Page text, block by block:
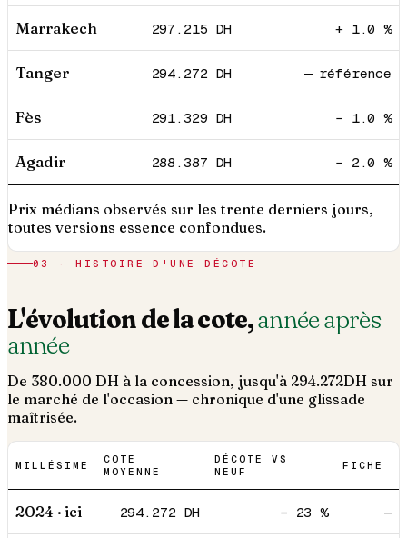
Marrakech 297.215 DH + 1.0 %
Tanger 294.272 DH — référence
Fès 291.329 DH − 1.0 %
Agadir 288.387 DH − 2.0 %
Prix médians observés sur les trente derniers jours,
toutes versions essence confondues.
03 · HISTOIRE D'UNE DÉCOTE
L'évolution de la cote,année après
année
De 380.000 DH à la concession, jusqu'à 294.272DH sur
le marché de l'occasion — chronique d'une glissade
maîtrisée.
MILLÉSIME
COTE
MOYENNE
DÉCOTE VS
NEUF
FICHE
2024 · ici 294.272 DH − 23 % —